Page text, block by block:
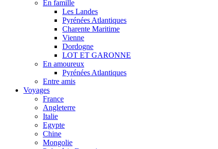
En famille
Les Landes
Pyrénées Atlantiques
Charente Maritime
Vienne
Dordogne
LOT ET GARONNE
En amoureux
Pyrénées Atlantiques
Entre amis
Voyages
France
Angleterre
Italie
Egypte
Chine
Mongolie